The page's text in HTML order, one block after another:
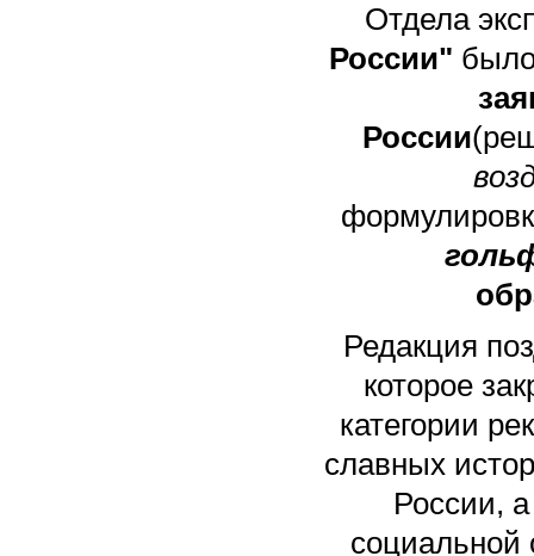
Отдела
России"
России
Редакция
которое
категории
славных
России,
социальной